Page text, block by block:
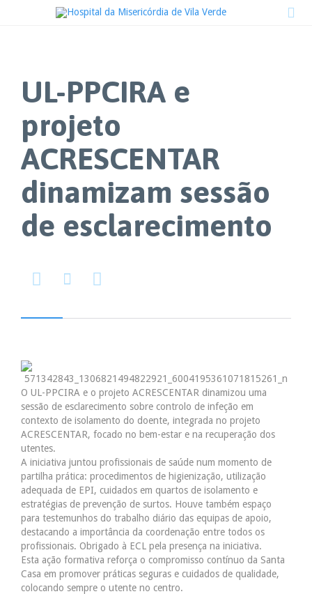

UL-PPCIRA e
projeto
ACRESCENTAR
dinamizam sessão
de esclarecimento
  
O UL-PPCIRA e o projeto ACRESCENTAR dinamizou uma
sessão de esclarecimento sobre controlo de infeção em
contexto de isolamento do doente, integrada no projeto
ACRESCENTAR, focado no bem-estar e na recuperação dos
utentes.
A iniciativa juntou profissionais de saúde num momento de
partilha prática: procedimentos de higienização, utilização
adequada de EPI, cuidados em quartos de isolamento e
estratégias de prevenção de surtos. Houve também espaço
para testemunhos do trabalho diário das equipas de apoio,
destacando a importância da coordenação entre todos os
profissionais. Obrigado à ECL pela presença na iniciativa.
Esta ação formativa reforça o compromisso contínuo da Santa
Casa em promover práticas seguras e cuidados de qualidade,
colocando sempre o utente no centro.